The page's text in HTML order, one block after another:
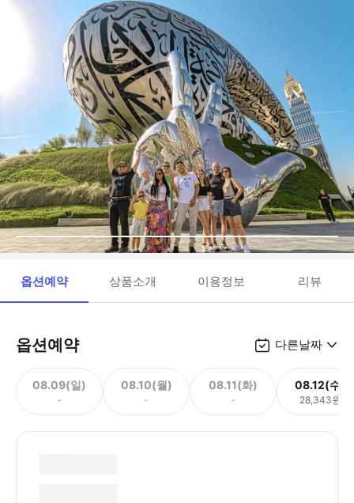
옵션예약 상품소개 이용정보 리뷰
옵션예약 다른날짜
08.09(일)
-
08.10(월)
-
08.11(화)
-
08.12(수)
28,343원